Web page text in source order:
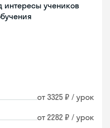
интересы учеников
от 3325 ₽ / урок
от 2282 ₽ / урок